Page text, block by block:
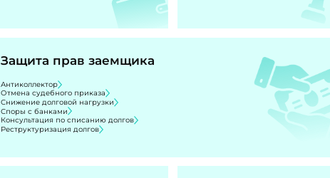
Защита прав заемщика
Антиколлектор
Отмена судебного приказа
Снижение долговой нагрузки
Споры с банками
Консультация по списанию долгов
Реструктуризация долгов